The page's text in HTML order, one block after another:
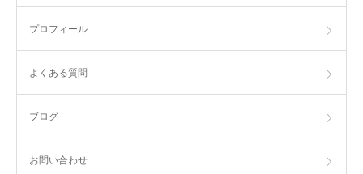
プロフィール
よくある質問
ブログ
お問い合わせ